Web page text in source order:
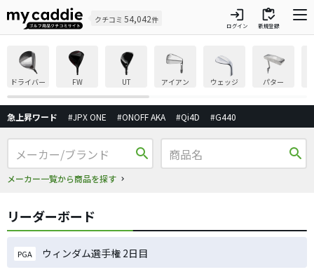
クチコミ 54,042件 login
ログイン
inventory
新規登録
ドライバー FW UT アイアン ウェッジ パター
急上昇ワード #JPX ONE #ONOFF AKA #Qi4D #G440
search
メーカー一覧から商品を探す
search
リーダーボード
PGA ウィンダム選手権 2日目